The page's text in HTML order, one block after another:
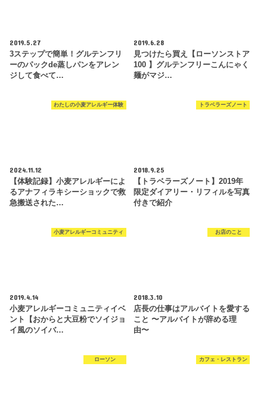
2019.5.27
3ステップで簡単！グルテンフリ
ーのパックde蒸しパンをアレン
ジして食べて…
2019.6.28
見つけたら買え【ローソンストア
100 】グルテンフリーこんにゃく
麺がマジ…
わたしの小麦アレルギー体験
2024.11.12
【体験記録】小麦アレルギーによ
るアナフィラキシーショックで救
急搬送された…
トラベラーズノート
2018.9.25
【トラベラーズノート】2019年
限定ダイアリー・リフィルを写真
付きで紹介
小麦アレルギーコミュニティ
2019.4.14
小麦アレルギーコミュニティイベ
ント【おからと大豆粉でソイジョ
イ風のソイバ…
お店のこと
2018.3.10
店長の仕事はアルバイトを愛する
こと 〜アルバイトが辞める理
由〜
ローソン カフェ・レストラン